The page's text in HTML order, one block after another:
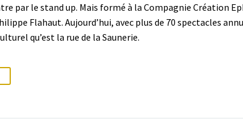
par le stand up. Mais formé à la Compagnie Création
Flahaut. Aujourd’hui, avec plus de 70 spectacles
qu’est la rue de la Saunerie.